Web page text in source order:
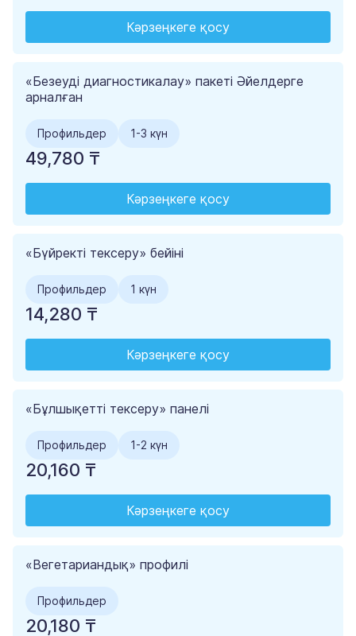
Кәрзеңкеге қосу
«Безеуді диагностикалау» пакеті Әйелдерге
арналған
Профильдер 1-3 күн
49,780 ₸
Кәрзеңкеге қосу
«Бүйректі тексеру» бейіні
Профильдер 1 күн
14,280 ₸
Кәрзеңкеге қосу
«Бұлшықетті тексеру» панелі
Профильдер 1-2 күн
20,160 ₸
Кәрзеңкеге қосу
«Вегетариандық» профилі
Профильдер
20,180 ₸